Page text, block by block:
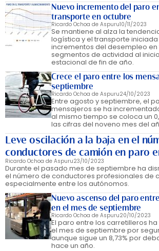
Nuevo incremento del paro
transporte en octubre
Ricardo Ochoa de Aspuru10/11/2023
Se mantiene al alza la
logística y el transporte
incrementos del desempleo en
segmentos de actividad al
estacional de fin de año.
Crece el paro entre los
septiembre
Ricardo Ochoa de Aspuru24/10/2023
Entre agosto y septiembre, el
mensajeros se ha
al mismo tiempo se coloca un
las cifras del noveno mes del
Leve oscilación a la baja en el
conductores de camión en paro
Ricardo Ochoa de Aspuru23/10/2023
Durante el pasado mes de septiembre ha
el número de conductores profesionales de
especialmente entre los autónomos.
Nuevo ascenso del paro
en el mes de septiembre
Ricardo Ochoa de Aspuru20/10/2023
El paro entre los carretilleros
el mes de septiembre por
aunque sigue un 8,73% por
hace un año.